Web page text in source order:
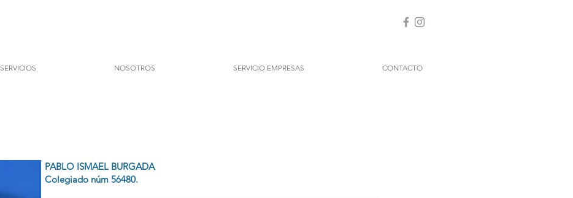
SERVICIOS NOSOTROS SERVICIO EMPRESAS CONTACTO
PABLO ISMAEL BURGADA
Colegiado núm 56480.